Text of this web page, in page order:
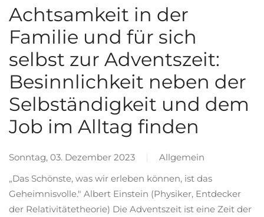
Achtsamkeit in der
Familie und für sich
selbst zur Adventszeit:
Besinnlichkeit neben der
Selbständigkeit und dem
Job im Alltag finden
Sonntag, 03. Dezember 2023
Allgemein
„Das Schönste, was wir erleben können, ist das
Geheimnisvolle." Albert Einstein (Physiker, Entdecker
der Relativitätetheorie) Die Adventszeit ist eine Zeit der